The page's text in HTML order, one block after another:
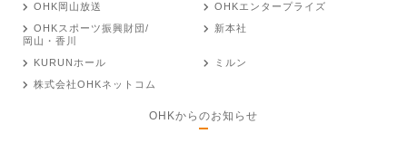
OHK岡山放送
OHKエンタープライズ
OHKスポーツ振興財団/
岡山・香川
新本社
KURUNホール
ミルン
株式会社OHKネットコム
OHKからのお知らせ